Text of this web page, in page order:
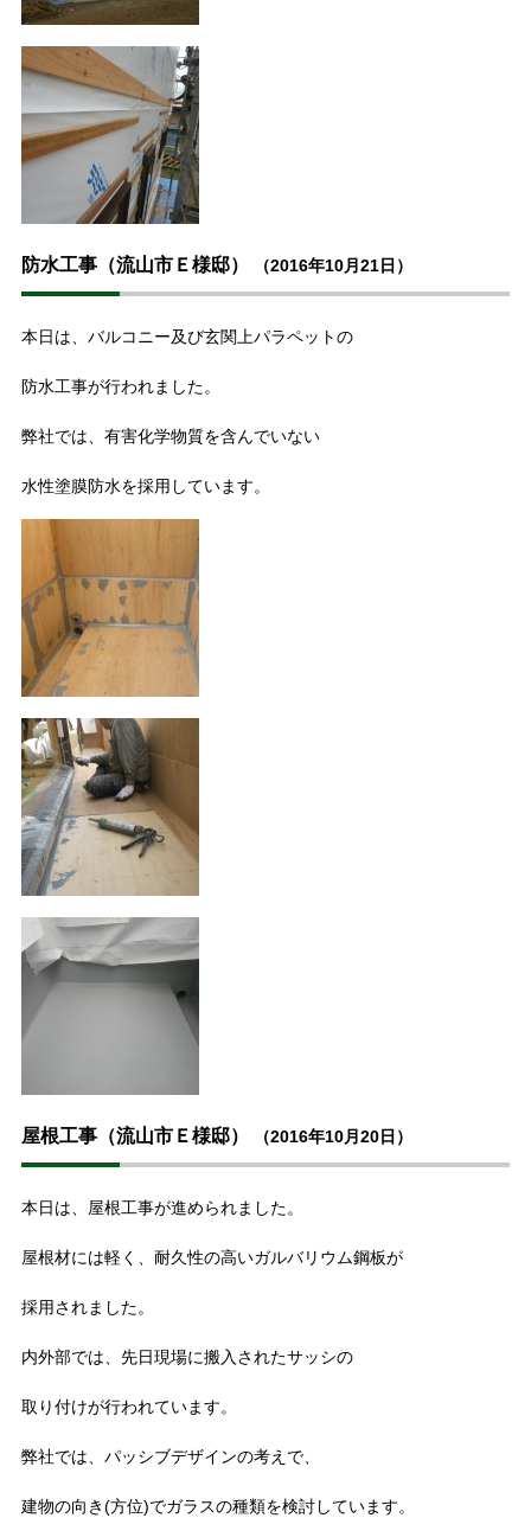
防水工事（流山市Ｅ様邸） （2016年10月21日）
本日は、バルコニー及び玄関上パラペットの
防水工事が行われました。
弊社では、有害化学物質を含んでいない
水性塗膜防水を採用しています。
屋根工事（流山市Ｅ様邸） （2016年10月20日）
本日は、屋根工事が進められました。
屋根材には軽く、耐久性の高いガルバリウム鋼板が
採用されました。
内外部では、先日現場に搬入されたサッシの
取り付けが行われています。
弊社では、パッシブデザインの考えで、
建物の向き(方位)でガラスの種類を検討しています。